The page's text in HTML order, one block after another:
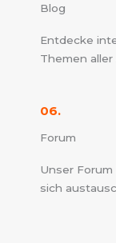
Blog
Entdecke
Themen aller
06.
Forum
Unser
sich